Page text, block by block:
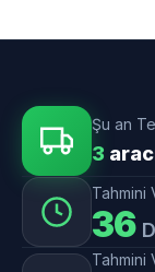
Şu an
3
Tahmini
36
Tahmini